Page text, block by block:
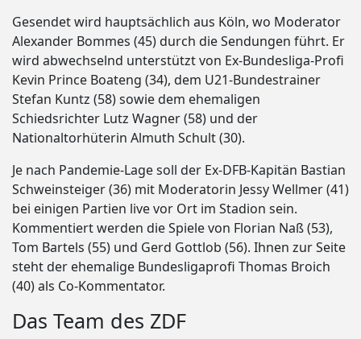
Gesendet wird hauptsächlich aus Köln, wo Moderator
Alexander Bommes (45) durch die Sendungen führt. Er
wird abwechselnd unterstützt von Ex-Bundesliga-Profi
Kevin Prince Boateng (34), dem U21-Bundestrainer
Stefan Kuntz (58) sowie dem ehemaligen
Schiedsrichter Lutz Wagner (58) und der
Nationaltorhüterin Almuth Schult (30).
Je nach Pandemie-Lage soll der Ex-DFB-Kapitän Bastian
Schweinsteiger (36) mit Moderatorin Jessy Wellmer (41)
bei einigen Partien live vor Ort im Stadion sein.
Kommentiert werden die Spiele von Florian Naß (53),
Tom Bartels (55) und Gerd Gottlob (56). Ihnen zur Seite
steht der ehemalige Bundesligaprofi Thomas Broich
(40) als Co-Kommentator.
Das Team des ZDF